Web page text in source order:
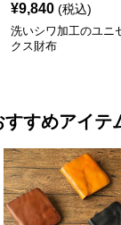
¥9,840 (税込)
洗いシワ加工のユニ
クス財布
すすめアイテ